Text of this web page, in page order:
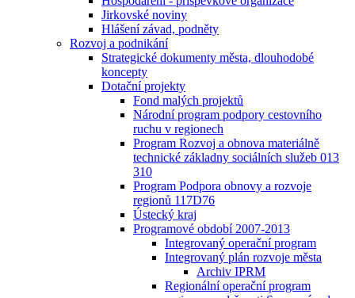
Jirkovské noviny
Hlášení závad, podněty
Rozvoj a podnikání
Strategické dokumenty města, dlouhodobé
koncepty
Dotační projekty
Fond malých projektů
Národní program podpory cestovního
ruchu v regionech
Program Rozvoj a obnova materiálně
technické základny sociálních služeb 013
310
Program Podpora obnovy a rozvoje
regionů 117D76
Ústecký kraj
Programové období 2007-2013
Integrovaný operační program
Integrovaný plán rozvoje města
Archiv IPRM
Regionální operační program